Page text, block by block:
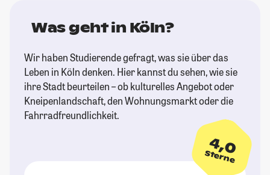
Was geht in Köln?
Wir haben Studierende gefragt, was sie über das
Leben in Köln denken. Hier kannst du sehen, wie sie
ihre Stadt beurteilen – ob kulturelles Angebot oder
Kneipenlandschaft, den Wohnungsmarkt oder die
Fahrradfreundlichkeit.
4,0
Sterne